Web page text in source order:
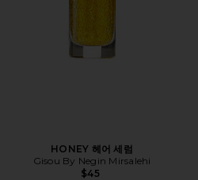
HONEY 헤어 세럼
Gisou By Negin Mirsalehi
$45